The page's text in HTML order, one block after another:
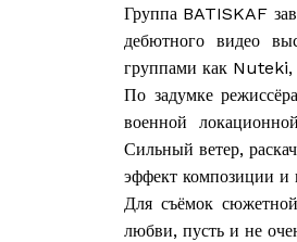
Группа BATISKAF
дебютного видео
группами как Nuteki,
По задумке
военной
Сильный ветер,
эффект композиции и
Для съёмок
любви, пусть и не